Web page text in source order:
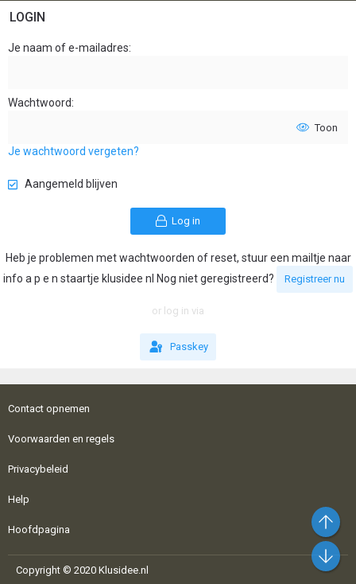
LOGIN
Je naam of e-mailadres
Wachtwoord
Toon
Je wachtwoord vergeten?
Aangemeld blijven
Log in
Heb je problemen met wachtwoorden of reset, stuur een mailtje naar
info a p e n staartje klusidee nl Nog niet geregistreerd?
Registreer nu
or log in via
Passkey
Contact opnemen
Voorwaarden en regels
Privacybeleid
Help
Hoofdpagina
Copyright © 2020 Klusidee.nl